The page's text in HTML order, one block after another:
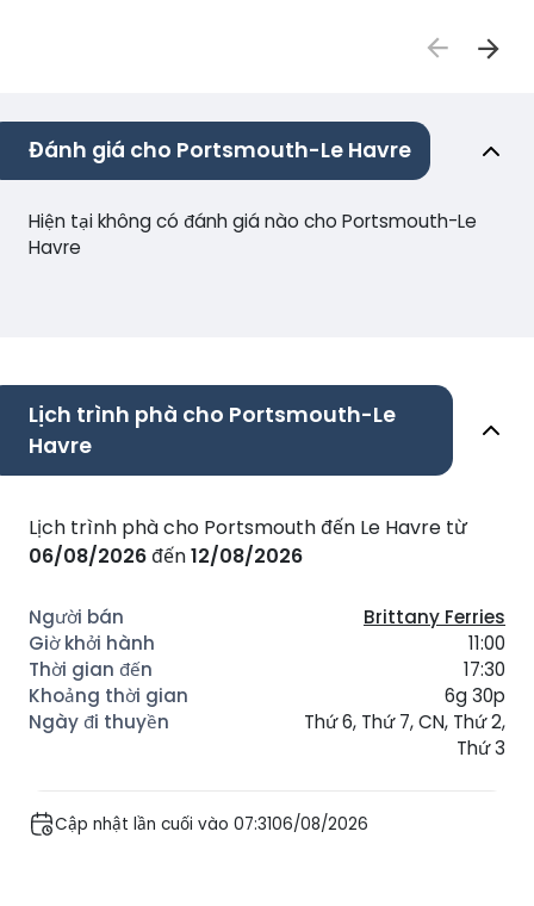
Đánh giá cho Portsmouth-Le Havre
Hiện tại không có đánh giá nào cho Portsmouth-Le
Havre
Lịch trình phà cho Portsmouth-Le
Havre
Lịch trình phà cho Portsmouth đến Le Havre từ
06/08/2026đến12/08/2026
Brittany Ferries
11:00
17:30
6g 30p
Thứ 6, Thứ 7, CN, Thứ 2,
Thứ 3
Cập nhật lần cuối vào 07:3106/08/2026